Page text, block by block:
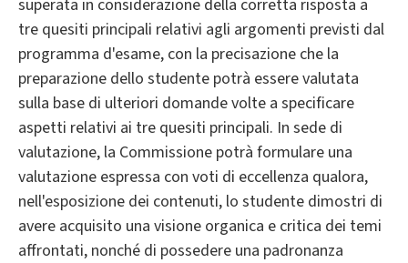
superata in considerazione della corretta risposta a
tre quesiti principali relativi agli argomenti previsti dal
programma d'esame, con la precisazione che la
preparazione dello studente potrà essere valutata
sulla base di ulteriori domande volte a specificare
aspetti relativi ai tre quesiti principali. In sede di
valutazione, la Commissione potrà formulare una
valutazione espressa con voti di eccellenza qualora,
nell'esposizione dei contenuti, lo studente dimostri di
avere acquisito una visione organica e critica dei temi
affrontati, nonché di possedere una padronanza